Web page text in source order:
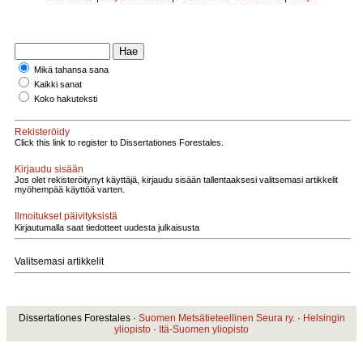
Mikä tahansa sana
Kaikki sanat
Koko hakuteksti
Rekisteröidy
Click this link to register to Dissertationes Forestales.
Kirjaudu sisään
Jos olet rekisteröitynyt käyttäjä, kirjaudu sisään tallentaaksesi valitsemasi artikkelit
myöhempää käyttöä varten.
Ilmoitukset päivityksistä
Kirjautumalla saat tiedotteet uudesta julkaisusta
Valitsemasi artikkelit
Dissertationes Forestales · Suomen Metsätieteellinen Seura ry. · Helsingin
yliopisto · Itä-Suomen yliopisto